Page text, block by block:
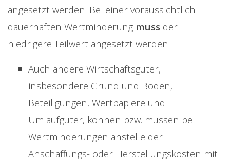
angesetzt werden. Bei einer voraussichtlich
dauerhaften Wertminderung muss der
niedrigere Teilwert angesetzt werden.
Auch andere Wirtschaftsgüter,
insbesondere Grund und Boden,
Beteiligungen, Wertpapiere und
Umlaufgüter, können bzw. müssen bei
Wertminderungen anstelle der
Anschaffungs- oder Herstellungskosten mit